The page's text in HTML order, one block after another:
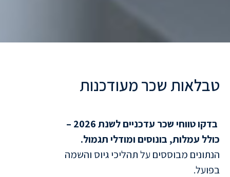
טבלאות שכר מעודכנות
בדקו טווחי שכר עדכניים לשנת 2026 –
כולל עמלות, בונוסים ומודלי תגמול.
הנתונים מבוססים על תהליכי גיוס והשמה
בפועל.